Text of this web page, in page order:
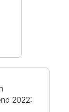
2022: